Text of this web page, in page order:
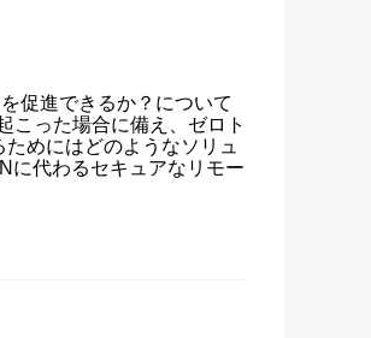
促進できるか？について
こった場合に備え、ゼロト
めにはどのようなソリュ
に代わるセキュアなリモー